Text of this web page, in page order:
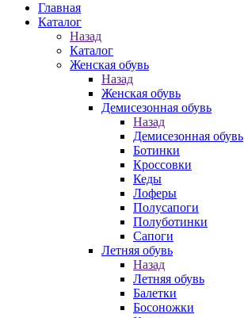
Главная
Каталог
Назад
Каталог
Женская обувь
Назад
Женская обувь
Демисезонная обувь
Назад
Демисезонная обувь
Ботинки
Кроссовки
Кеды
Лоферы
Полусапоги
Полуботинки
Сапоги
Летняя обувь
Назад
Летняя обувь
Балетки
Босоножки